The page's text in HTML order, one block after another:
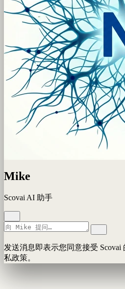
Mike
Scovai AI 助手
发送消息即表示您同意接受
私政策。